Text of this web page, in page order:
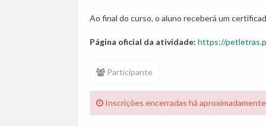
Ao final do curso, o aluno receberá um
Página oficial da atividade: https://
Participante
Inscrições encerradas há